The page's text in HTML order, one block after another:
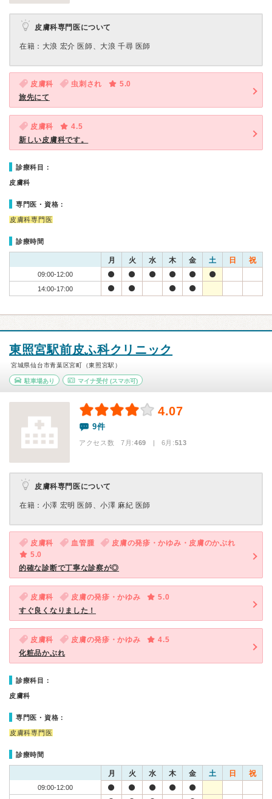
皮膚科専門医について
在籍：大浪 宏介 医師、大浪 千尋 医師
皮膚科 虫刺され
5.0
旅先にて
皮膚科
4.5
新しい皮膚科です。
診療科目：
皮膚科
専門医・資格：
皮膚科専門医
診療時間
月 火 水 木 金 土 日 祝
09:00-12:00
14:00-17:00
東照宮駅前皮ふ科クリニック
宮城県仙台市青葉区宮町（東照宮駅）
駐車場あり マイナ受付(スマホ可)
4.07
9件
アクセス数 7月:469 | 6月:513
皮膚科専門医について
在籍：小澤 宏明 医師、小澤 麻紀 医師
皮膚科 血管腫
皮膚の発疹・かゆみ・皮膚のかぶれ
5.0
的確な診断で丁寧な診察が◎
皮膚科 皮膚の発疹・かゆみ
5.0
すぐ良くなりました！
皮膚科 皮膚の発疹・かゆみ
4.5
化粧品かぶれ
診療科目：
皮膚科
専門医・資格：
皮膚科専門医
診療時間
月 火 水 木 金 土 日 祝
09:00-12:00